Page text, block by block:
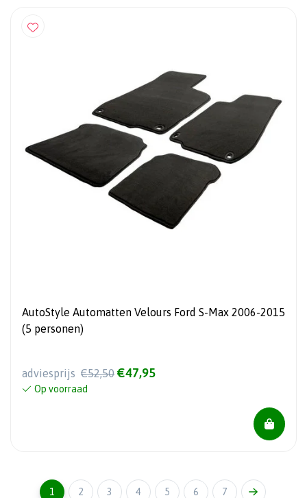
AutoStyle Automatten Velours Ford S-Max 2006-2015
(5 personen)
adviesprijs €52,50 €47,95
Op voorraad
1 2 3 4 5 6 7